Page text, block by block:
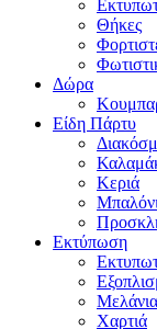
Θήκες
Δώρα
Είδη Πάρτυ
Κεριά
Εκτύπωση
Χαρτιά